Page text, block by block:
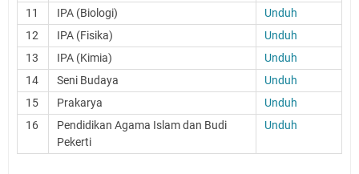
11
IPA (Biologi)
Unduh
12
IPA (Fisika)
Unduh
13
IPA (Kimia)
Unduh
14
Seni Budaya
Unduh
15
Prakarya
Unduh
16
Pendidikan Agama Islam dan Budi
Pekerti
Unduh